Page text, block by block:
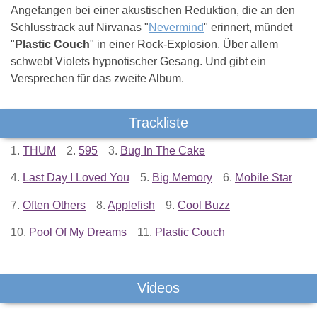
Angefangen bei einer akustischen Reduktion, die an den
Schlusstrack auf Nirvanas "Nevermind" erinnert, mündet
" Plastic Couch" in einer Rock-Explosion. Über allem
schwebt Violets hypnotischer Gesang. Und gibt ein
Versprechen für das zweite Album.
Trackliste
1. THUM 2. 595 3. Bug In The Cake
4. Last Day I Loved You 5. Big Memory 6. Mobile Star
7. Often Others 8. Applefish 9. Cool Buzz
10. Pool Of My Dreams 11. Plastic Couch
Videos